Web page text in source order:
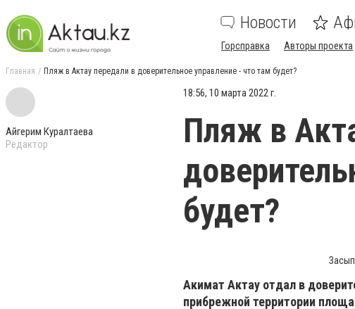
Новости
Горсправка Авторы проекта
Главная Пляж в Актау передали в доверительное управление - что там будет?
Айгерим Куралтаева
Редактор
18:56, 10 марта 2022 г.
Пляж в
будет?
Акимат Актау отдал в
прибрежной территории